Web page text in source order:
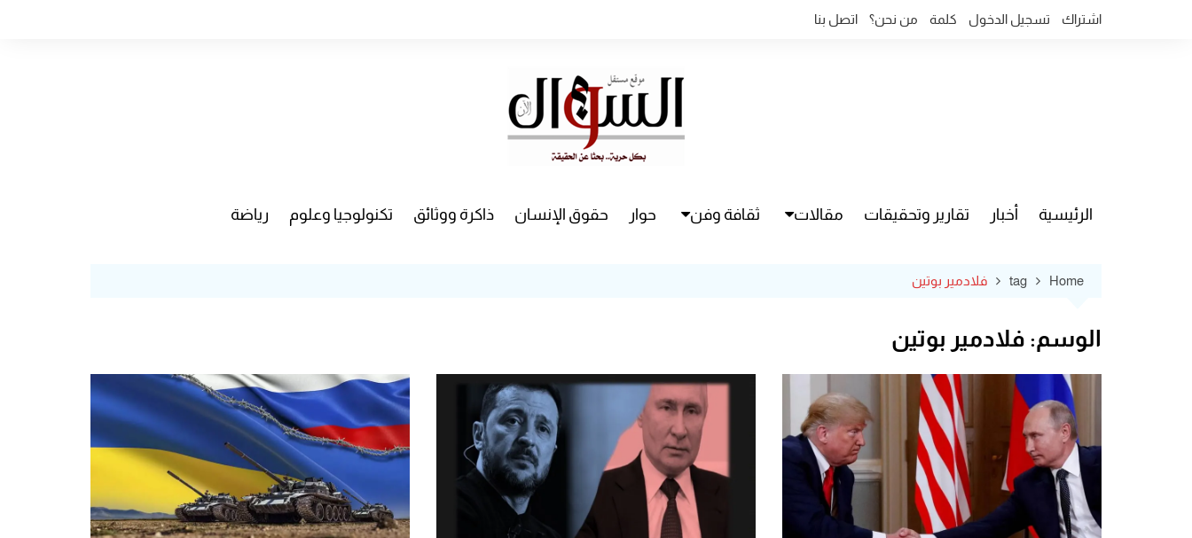
اشتراك تسجيل الدخول كلمة من نحن؟ اتصل بنا
الرئيسية أخبار تقارير وتحقيقات مقالات ثقافة وفن حوار حقوق الإنسان ذاكرة ووثائق تكنولوجيا وعلوم رياضة
Home
tag فلادمير بوتين
الوسم: فلادمير بوتين